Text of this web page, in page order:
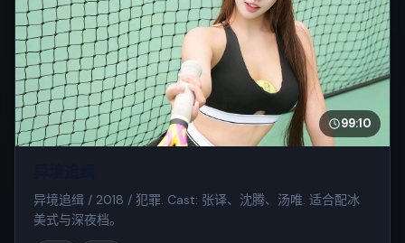
99:10
异境追缉 / 2018 / 犯罪. Cast: 张译、沈腾、汤唯. 适合配冰
美式与深夜档。